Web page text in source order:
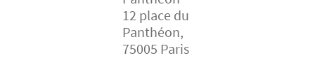
12 place du
Panthéon,
75005 Paris